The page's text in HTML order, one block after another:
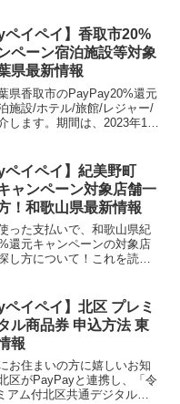
ーン!」の、対象店舗と探し
...
ペイペイ】香取市20%
ペーン宿泊施設等対象
県最新情報
県香取市のPayPay20%還元
施設/ホテル/旅館/レジャー/
します。期間は、2023年11
軒の...
ペイペイ】紀美野町
ャンペーン対象店舗一
！和歌山県最新情報
った支払いで、和歌山県紀
還元キャンペーンの対象店
し方について！これを読め
るキャンペーン！」の、対
ペイペイ】北区 プレミ
ル商品券 申込方法 東
報
お住まいの方に嬉しいお知
区がPayPayと連携し、「令
アム付北区共通デジタル商